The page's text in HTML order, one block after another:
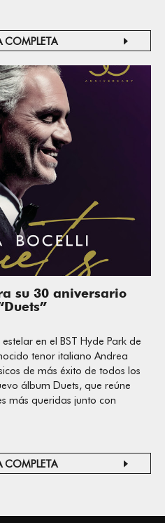
COMPLETA
su 30 aniversario
en el BST Hyde Park de
tenor italiano Andrea
de más éxito de todos los
álbum Duets, que reúne
más queridas junto con
COMPLETA